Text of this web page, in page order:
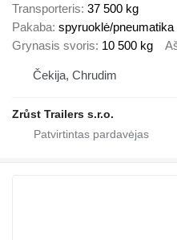
Transporteris 37 500 kg
Pakaba spyruoklė/pneumatika
Grynasis svoris 10 500 kg
Čekija, Chrudim
Zrůst Trailers s.r.o.